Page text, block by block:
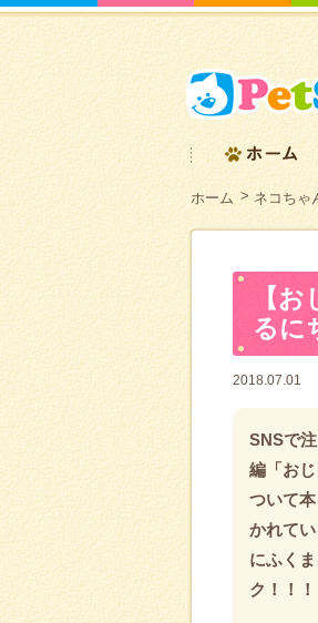
ホーム ネコちゃ
【
るに
2018.07.01
SNSで
編「お
ついて
かれて
にふく
ク！！！